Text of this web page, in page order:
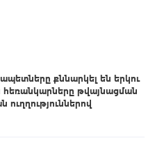
քննարկել են երկու
հեռանկարները թվայնացման